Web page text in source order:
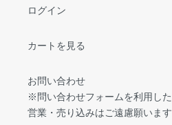
ログイン
カートを見る
お問い合わせ
※問い合わせフォームを利用した
営業・売り込みはご遠慮願います